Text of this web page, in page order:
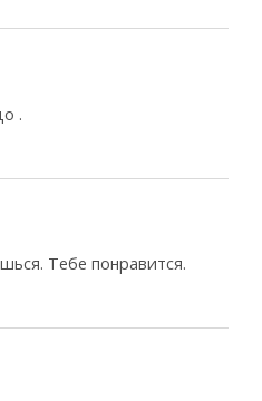
.
Тебе понравится.